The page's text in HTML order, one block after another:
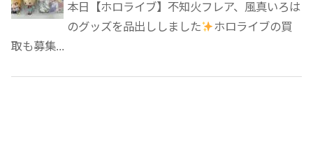
本日【ホロライブ】不知火フレア、風真いろは
のグッズを品出ししました
ホロライブの買
取も募集...